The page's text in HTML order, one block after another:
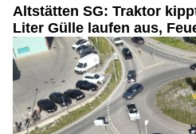
Altstätten SG: Traktor
Liter Gülle laufen aus,